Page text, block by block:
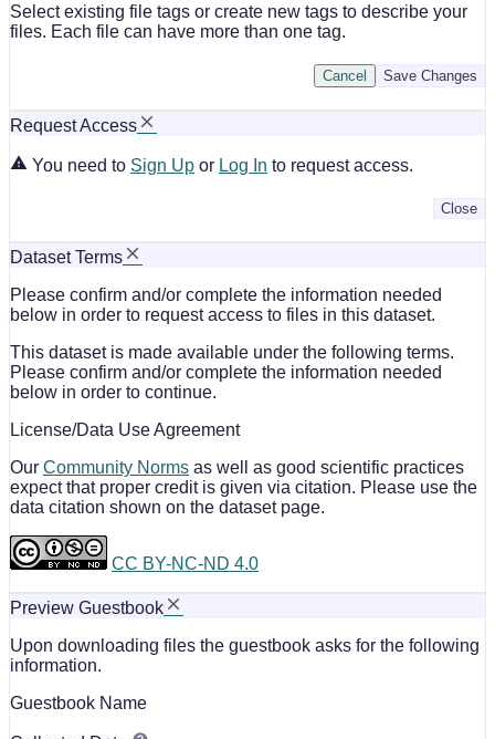
Select existing file tags or create new tags to describe your
files. Each file can have more than one tag.
Save Changes
Cancel
Request Access
You need to Sign Up or Log In to request access.
Close
Dataset Terms
Please confirm and/or complete the information needed
below in order to request access to files in this dataset.
This dataset is made available under the following terms.
Please confirm and/or complete the information needed
below in order to continue.
License/Data Use Agreement
Our Community Norms as well as good scientific practices
expect that proper credit is given via citation. Please use the
data citation shown on the dataset page.
CC BY-NC-ND 4.0
Preview Guestbook
Upon downloading files the guestbook asks for the following
information.
Guestbook Name